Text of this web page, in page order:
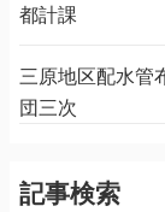
都計課
三原地区配水管
団三次
記事検索